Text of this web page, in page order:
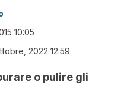
10:05
2022 12:59
o pulire gli